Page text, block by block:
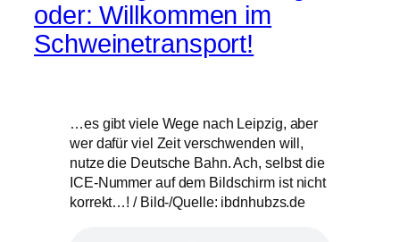
oder: Willkommen im
Schweinetransport!
…es gibt viele Wege nach Leipzig, aber
wer dafür viel Zeit verschwenden will,
nutze die Deutsche Bahn. Ach, selbst die
ICE-Nummer auf dem Bildschirm ist nicht
korrekt…! / Bild-/Quelle: ibdnhubzs.de